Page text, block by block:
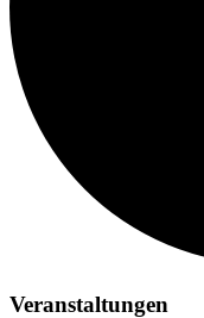
Veranstaltungen